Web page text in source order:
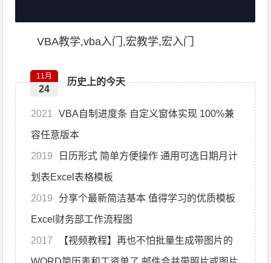
VBA教学,vba入门,宏教学,宏入门
历史上的今天
11月
24
2021 VBA自制进度条 自定义窗体实现 100%兼
容任意版本
2019 日历形式 简单方便操作 通用可选日期月计
划表Excel表格模板
2019 分享个最新简洁基本 值得学习的优质模板
Excel财务部工作流程图
2017 【视频教程】再也不怕批量生成带图片的